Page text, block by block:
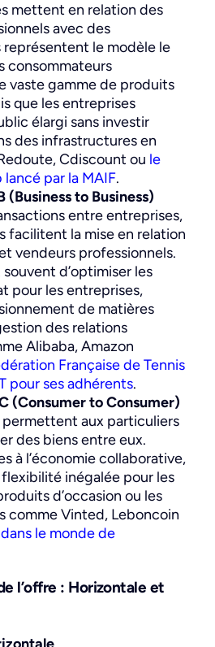
mettent en relation des
avec des
représentent le modèle le
consommateurs
vaste gamme de produits
que les entreprises
élargi sans investir
des infrastructures en
Cdiscount ou le
lancé par la MAIF.
(Business to Business)
entre entreprises,
facilitent la mise en relation
vendeurs professionnels.
d’optimiser les
pour les entreprises,
de matières
des relations
Alibaba, Amazon
Française de Tennis
pour ses adhérents.
(Consumer to Consumer)
aux particuliers
des biens entre eux.
à l’économie collaborative,
inégalée pour les
d’occasion ou les
commeVinted, Leboncoin
le monde de
l’offre : Horizontale et